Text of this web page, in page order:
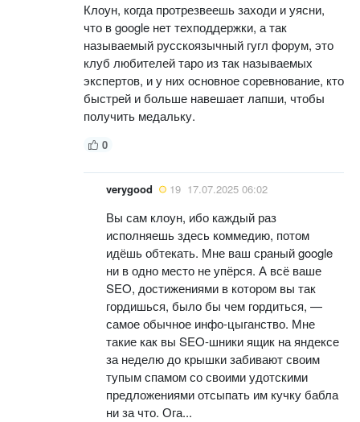
Клоун, когда протрезвеешь заходи и уясни,
что в google нет техподдержки, а так
называемый русскоязычный гугл форум, это
клуб любителей таро из так называемых
экспертов, и у них основное соревнование, кто
быстрей и больше навешает лапши, чтобы
получить медальку.
0
verygood 19 17.07.2025 06:02
Вы сам клоун, ибо каждый раз
исполняешь здесь коммедию, потом
идёшь обтекать. Мне ваш сраный google
ни в одно место не упёрся. А всё ваше
SEO, достижениями в котором вы так
гордишься, было бы чем гордиться, —
самое обычное инфо-цыганство. Мне
такие как вы SEO-шники ящик на яндексе
за неделю до крышки забивают своим
тупым спамом со своими удотскими
предложениями отсыпать им кучку бабла
ни за что. Ога...